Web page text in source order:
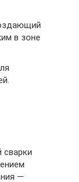
в зоне
сварки
—